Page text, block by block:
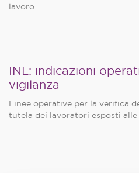
lavoro.
INL: indicazioni
vigilanza
Linee operative per la verifica
tutela dei lavoratori esposti alle